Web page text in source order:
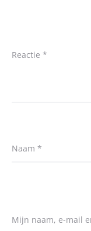
Reactie *
Naam *
Mijn naam, e-mail